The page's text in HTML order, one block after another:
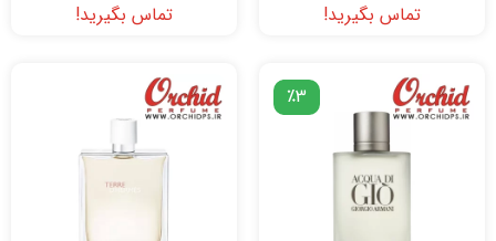
تماس بگیرید! تماس بگیرید!
٪3